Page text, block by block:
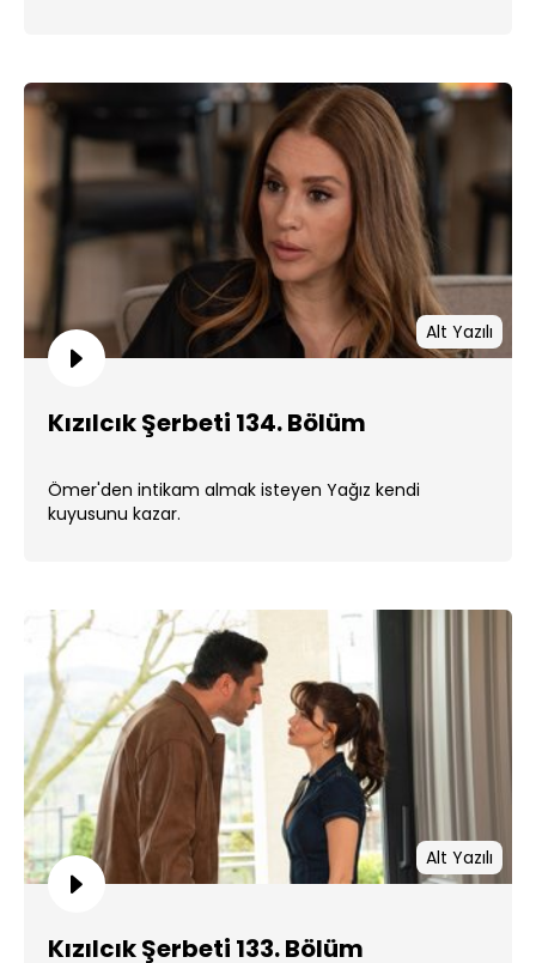
Alt Yazılı
Kızılcık Şerbeti 134. Bölüm
Ömer'den intikam almak isteyen Yağız kendi
kuyusunu kazar.
Alt Yazılı
Kızılcık Şerbeti 133. Bölüm